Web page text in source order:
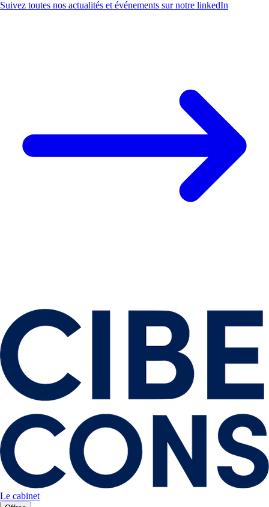
Suivez toutes nos actualités et événements sur notre linkedIn
Le cabinet